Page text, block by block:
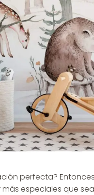
perfecta?
especiales que